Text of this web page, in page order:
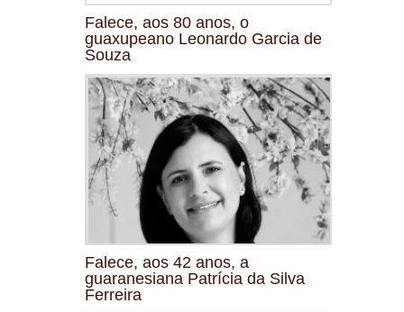
Falece, aos 80 anos, o
guaxupeano Leonardo Garcia de
Souza
Falece, aos 42 anos, a
guaranesiana Patrícia da Silva
Ferreira